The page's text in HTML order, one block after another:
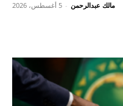
مالك عبدالرحمن - 5 أغسطس، 2026